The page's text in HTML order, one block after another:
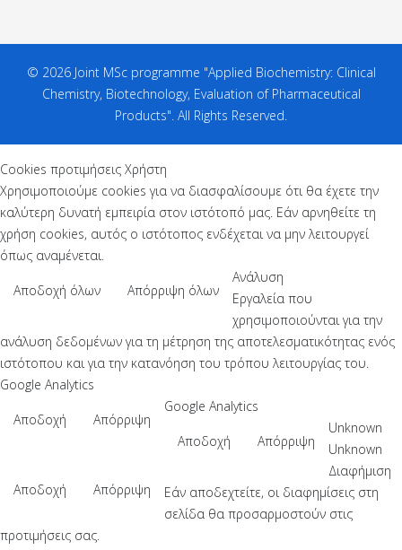
© 2026 Joint MSc programme "Applied Biochemistry: Clinical
Chemistry, Biotechnology, Evaluation of Pharmaceutical
Products". All Rights Reserved.
Cookies προτιμήσεις Χρήστη
Χρησιμοποιούμε cookies για να διασφαλίσουμε ότι θα έχετε την
καλύτερη δυνατή εμπειρία στον ιστότοπό μας. Εάν αρνηθείτε τη
χρήση cookies, αυτός ο ιστότοπος ενδέχεται να μην λειτουργεί
όπως αναμένεται.
Αποδοχή όλων Απόρριψη όλων
Ανάλυση
Εργαλεία που
χρησιμοποιούνται για την
ανάλυση δεδομένων για τη μέτρηση της αποτελεσματικότητας ενός
ιστότοπου και για την κατανόηση του τρόπου λειτουργίας του.
Google Analytics
Αποδοχή Απόρριψη
Google Analytics
Αποδοχή Απόρριψη
Unknown
Unknown
Αποδοχή Απόρριψη
Διαφήμιση
Εάν αποδεχτείτε, οι διαφημίσεις στη
σελίδα θα προσαρμοστούν στις
προτιμήσεις σας.